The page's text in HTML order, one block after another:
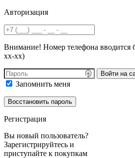
Авторизация
Внимание! Номер телефона вводится
хх-хх)
Войти на
Запомнить меня
Регистрация
Вы новый пользователь?
Зарегистрируйтесь и
приступайте к покупкам